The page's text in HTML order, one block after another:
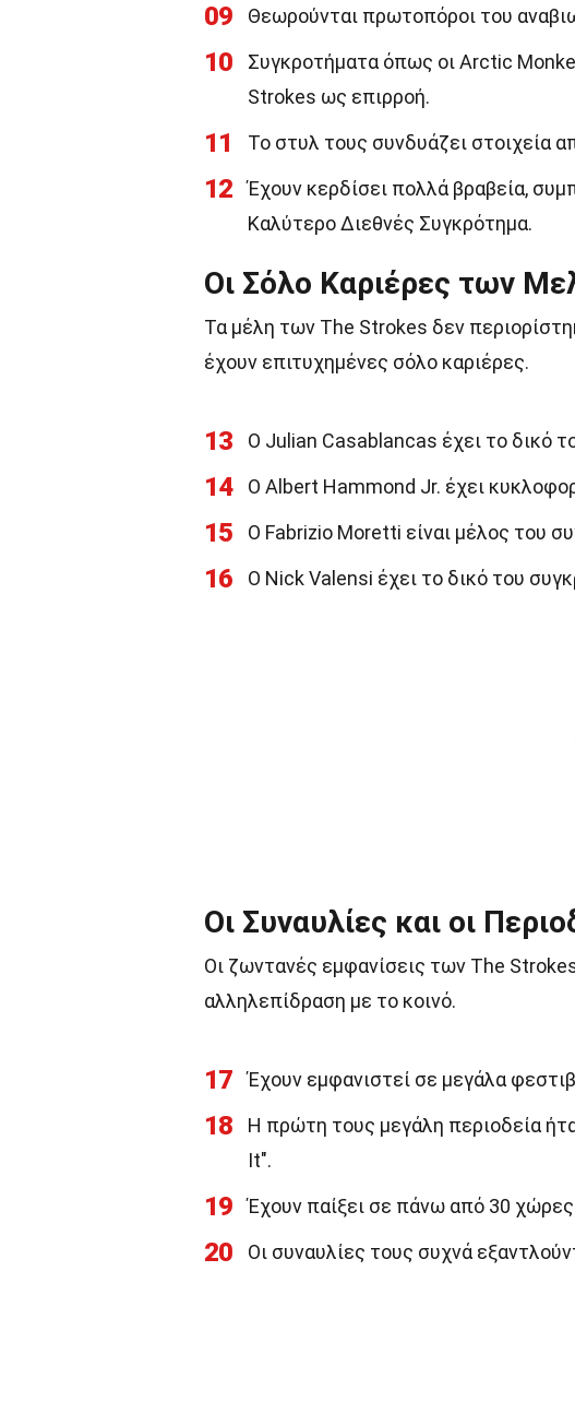
09 Θεωρούνται πρωτοπόροι του
10
Συγκροτήματα όπως οι Arctic
Strokes ως επιρροή.
11 Το στυλ τους συνδυάζει στοιχεία
12
Έχουν κερδίσει πολλά βραβεία,
Καλύτερο Διεθνές Συγκρότημα.
Οι Σόλο Καριέρες των
Τα μέλη των The Strokes δεν
έχουν επιτυχημένες σόλο καριέρες.
13 Ο Julian Casablancas έχει το δικό
14 Ο Albert Hammond Jr. έχει
15 Ο Fabrizio Moretti είναι μέλος του
16 Ο Nick Valensi έχει το δικό του
Οι Συναυλίες και οι
Οι ζωντανές εμφανίσεις των The
αλληλεπίδραση με το κοινό.
17 Έχουν εμφανιστεί σε μεγάλα
18
Η πρώτη τους μεγάλη περιοδεία
It".
19 Έχουν παίξει σε πάνω από 30
20 Οι συναυλίες τους συχνά